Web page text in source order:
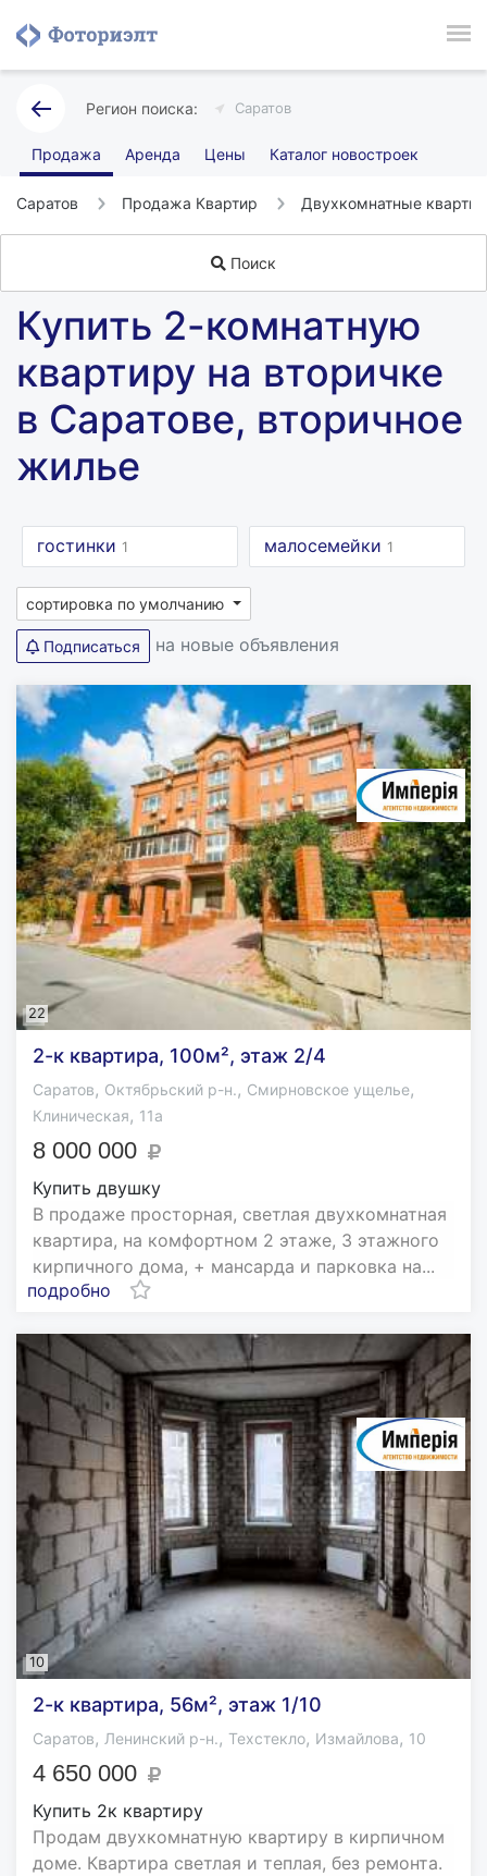
Саратов
Продажа Аренда Цены Каталог новостроек
Саратов Продажа Квартир Двухкомнатные
Поиск
Купить 2-комнатную
квартиру на вторичке
в Саратове, вторичное
жилье
гостинки 1 малосемейки 1
сортировка по умолчанию
Подписаться на новые объявления
22
2-к квартира, 100м², этаж 2/4
Саратов, Октябрьский р-н., Смирновское ущелье,
Клиническая, 11а
8 000 000
Купить двушку
В продаже просторная, светлая двухкомнатная
квартира, на комфортном 2 этаже, 3 этажного
кирпичного дома, + мансарда и парковка на...
подробно
10
2-к квартира, 56м², этаж 1/10
Саратов, Ленинский р-н., Техстекло, Измайлова, 10
4 650 000
Купить 2к квартиру
Продам двухкомнатную квартиру в кирпичном
доме. Квартира светлая и теплая, без ремонта.